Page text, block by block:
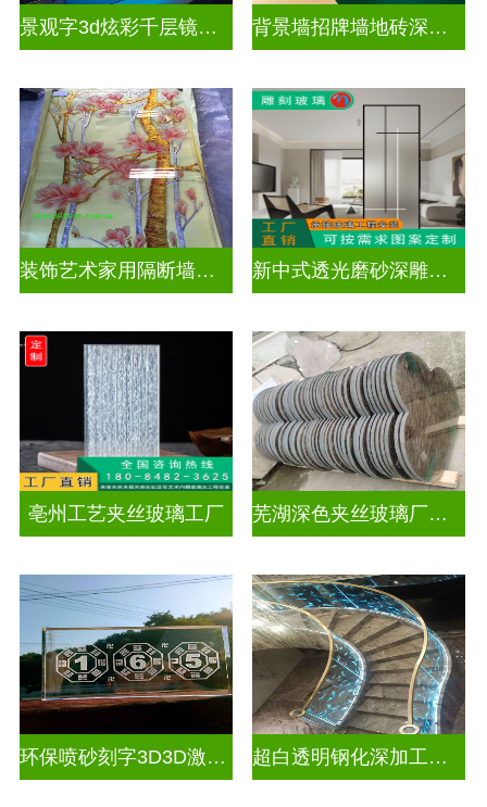
景观字3d炫彩千层镜深渊镜 背景墙招牌墙地砖深渊镜千层镜
装饰艺术家用隔断墙深雕玻璃 新中式透光磨砂深雕玻璃
亳州工艺夹丝玻璃工厂 芜湖深色夹丝玻璃厂家电话
环保喷砂刻字3D3D激光内雕玻璃 超白透明钢化深加工激光内雕屏风